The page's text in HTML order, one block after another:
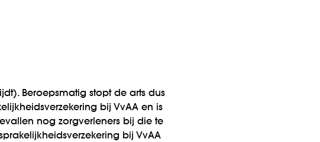
Beroepsmatig stopt de arts dus
bij VvAA en is
nog zorgverleners bij die te
bij VvAA